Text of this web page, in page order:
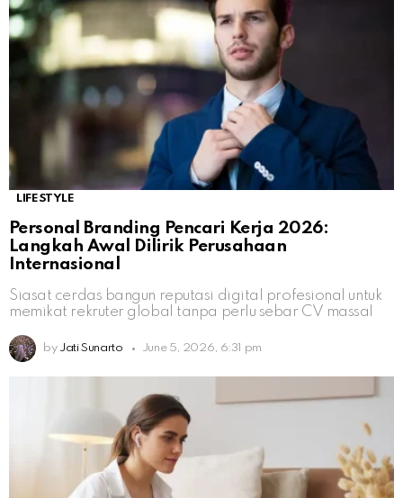
LIFESTYLE
Personal Branding Pencari Kerja 2026:
Langkah Awal Dilirik Perusahaan
Internasional
Siasat cerdas bangun reputasi digital profesional untuk
memikat rekruter global tanpa perlu sebar CV massal
by Jati Sunarto June 5, 2026, 6:31 pm